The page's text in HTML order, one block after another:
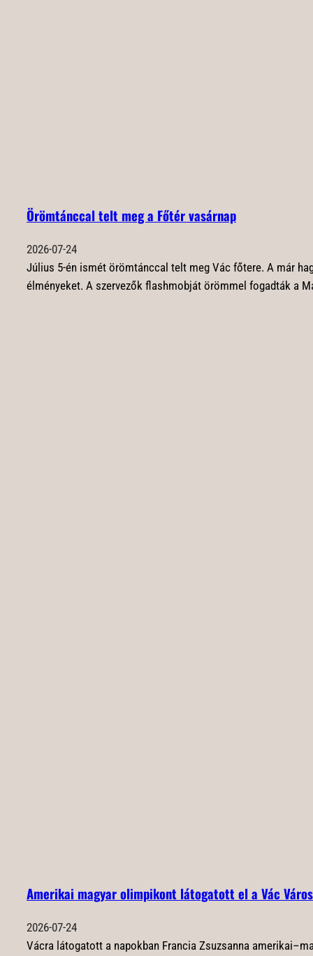
Örömtánccal telt meg a Főtér vasárnap
2026-07-24
Július 5-én ismét örömtánccal telt meg Vác főtere. A már
élményeket. A szervezők flashmobját örömmel fogadták a
Amerikai magyar olimpikont látogatott el a Vác
2026-07-24
Vácra látogatott a napokban Francia Zsuzsanna